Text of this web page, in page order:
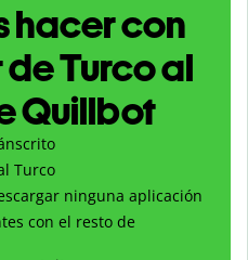
hacer con
Turco al
Quillbot
Turco
ninguna aplicación
con el resto de